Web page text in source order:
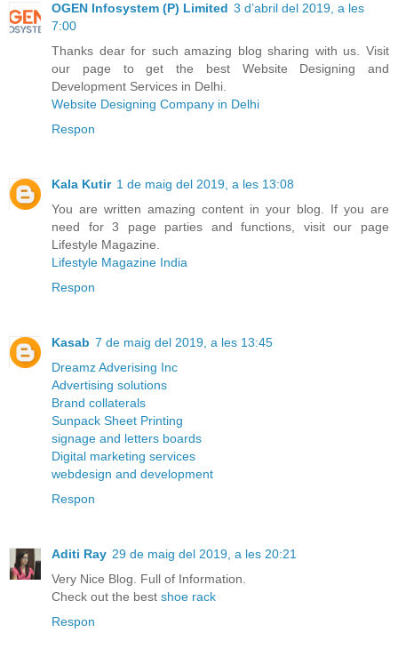
OGEN Infosystem (P) Limited 3 d’abril del 2019, a les
7:00
Thanks dear for such amazing blog sharing with us. Visit
our page to get the best Website Designing and
Development Services in Delhi.
Website Designing Company in Delhi
Respon
Kala Kutir 1 de maig del 2019, a les 13:08
You are written amazing content in your blog. If you are
need for 3 page parties and functions, visit our page
Lifestyle Magazine.
Lifestyle Magazine India
Respon
Kasab 7 de maig del 2019, a les 13:45
Dreamz Adverising Inc
Advertising solutions
Brand collaterals
Sunpack Sheet Printing
signage and letters boards
Digital marketing services
webdesign and development
Respon
Aditi Ray 29 de maig del 2019, a les 20:21
Very Nice Blog. Full of Information.
Check out the best shoe rack
Respon